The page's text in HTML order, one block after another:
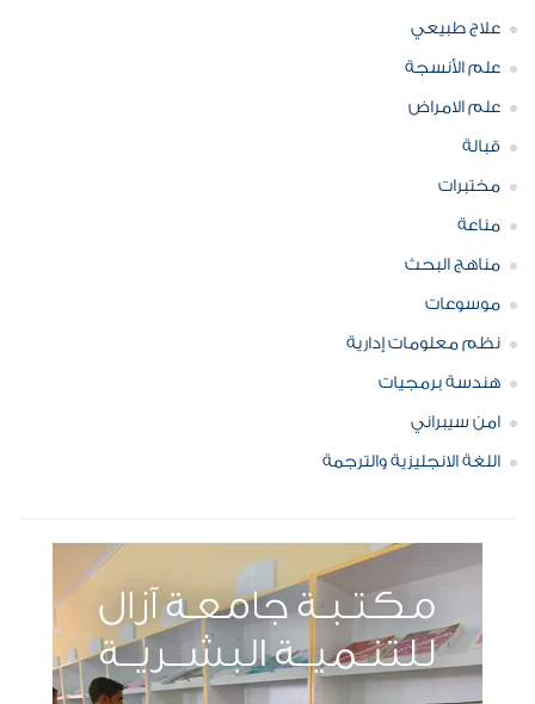
علاج طبيعي
علم الأنسجة
علم الامراض
قبالة
مختبرات
مناعة
مناهج البحث
موسوعات
نظم معلومات إدارية
هندسة برمجيات
امن سيبراني
اللغة الانجليزية والترجمة